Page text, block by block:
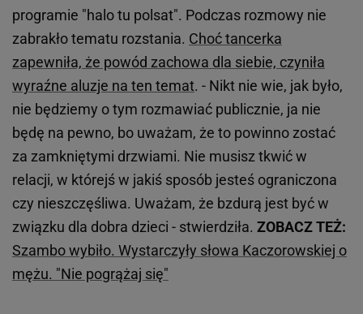
programie "halo tu polsat". Podczas rozmowy nie
zabrakło tematu rozstania. Choć tancerka
zapewniła, że powód zachowa dla siebie, czyniła
wyraźne aluzje na ten temat. - Nikt nie wie, jak było,
nie będziemy o tym rozmawiać publicznie, ja nie
będę na pewno, bo uważam, że to powinno zostać
za zamkniętymi drzwiami. Nie musisz tkwić w
relacji, w którejś w jakiś sposób jesteś ograniczona
czy nieszczęśliwa. Uważam, że bzdurą jest być w
związku dla dobra dzieci - stwierdziła. ZOBACZ TEŻ:
Szambo wybiło. Wystarczyły słowa Kaczorowskiej o
mężu. "Nie pogrążaj się"